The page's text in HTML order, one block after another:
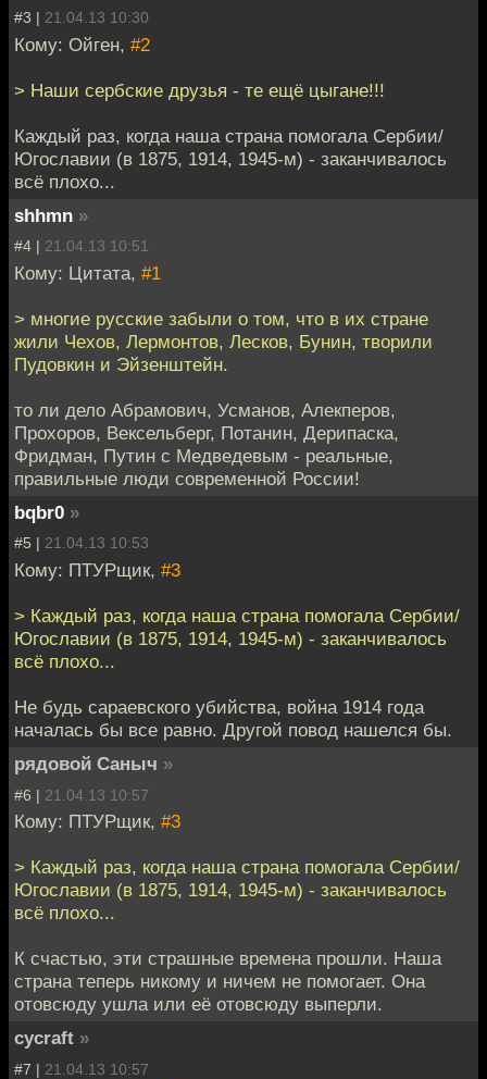
#3 | 21.04.13 10:30
Кому: Ойген, #2
> Наши сербские друзья - те ещё цыгане!!!
Каждый раз, когда наша страна помогала Сербии/
Югославии (в 1875, 1914, 1945-м) - заканчивалось
всё плохо...
shhmn »
#4 | 21.04.13 10:51
Кому: Цитата, #1
> многие русские забыли о том, что в их стране
жили Чехов, Лермонтов, Лесков, Бунин, творили
Пудовкин и Эйзенштейн.
то ли дело Абрамович, Усманов, Алекперов,
Прохоров, Вексельберг, Потанин, Дерипаска,
Фридман, Путин с Медведевым - реальные,
правильные люди современной России!
bqbr0 »
#5 | 21.04.13 10:53
Кому: ПТУРщик, #3
> Каждый раз, когда наша страна помогала Сербии/
Югославии (в 1875, 1914, 1945-м) - заканчивалось
всё плохо...
Не будь сараевского убийства, война 1914 года
началась бы все равно. Другой повод нашелся бы.
рядовой Саныч »
#6 | 21.04.13 10:57
Кому: ПТУРщик, #3
> Каждый раз, когда наша страна помогала Сербии/
Югославии (в 1875, 1914, 1945-м) - заканчивалось
всё плохо...
К счастью, эти страшные времена прошли. Наша
страна теперь никому и ничем не помогает. Она
отовсюду ушла или её отовсюду выперли.
cycraft »
#7 | 21.04.13 10:57